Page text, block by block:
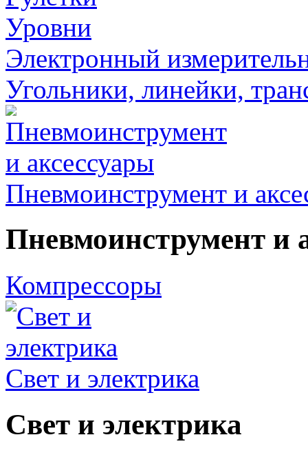
Уровни
Электронный
Угольники, линейки,
Пневмоинструмент и
Пневмоинструмент и
Компрессоры
Свет и электрика
Свет и электрика